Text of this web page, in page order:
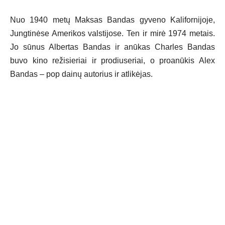
Nuo 1940 metų Maksas Bandas gyveno Kalifornijoje,
Jungtinėse Amerikos valstijose. Ten ir mirė 1974 metais.
Jo sūnus Albertas Bandas ir anūkas Charles Bandas
buvo kino režisieriai ir prodiuseriai, o proanūkis Alex
Bandas – pop dainų autorius ir atlikėjas.